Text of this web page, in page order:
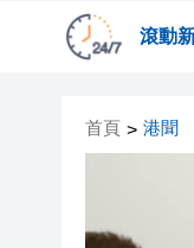
滾動
首頁 > 港聞